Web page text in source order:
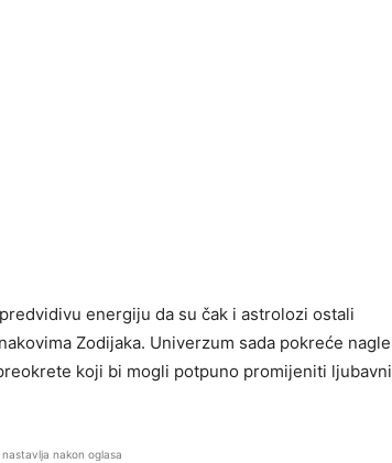
energiju da su čak i astrolozi ostali
Zodijaka. Univerzum sada pokreće nagle
koji bi mogli potpuno promijeniti ljubavni
nastavlja nakon oglasa